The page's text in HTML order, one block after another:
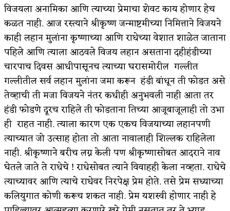
विजयला अनामिका आणि त्याच्या प्रेमाचा शेवट काय होणार हेच
कळत नाही. आज रस्त्याने श्रीकृष्ण जन्माष्टमीच्या निमित्ताने विजयने
काही लहान मुलांना कृष्णाच्या आणि राधेच्या वेशात शाळेत जाताना
पहिले आणि त्याला आठवले विजय लहान असताना दहीहंडीच्या
चारपाच दिवस आधीपासूनच त्याच्या घरासमोरील गल्लीत
गल्लीतील सर्व लहान मुलांना जमा करून हंडी बांधून ती फोडत असे
तेव्हाची ती मजा विजयने नंतर कधीही अनुभवली नाही आता तर
हंडी फोडणे दूरच राहिले ती फोडताना तिच्या आजूबाजूलाही तो उभा
ही राहत नाही. त्याला कारण एक एकच विजयाच्या लहानपणी
त्याच्यात जो उत्साह होता तो आता नावालाही शिल्लक राहिलेला
नाही. श्रीकृष्णाने बरीच लग्न केली पण श्रीकृष्णासोबत आदराने नाव
घेतले जाते ते राधेचे ! राधेसोबत त्याने विवाहही केला नव्हता. राधेचे
त्याच्यावर आणि त्याचे राधेवर निरपेक्ष प्रेम होते. तसे प्रेम सध्याच्या
कलियुगात कोणी करूच शकत नाही. प्रेम यशस्वी होणार नाही हे